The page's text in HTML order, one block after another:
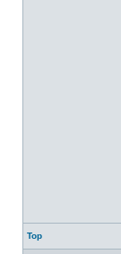
Top